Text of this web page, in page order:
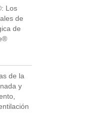
Los
de
de
de la
y